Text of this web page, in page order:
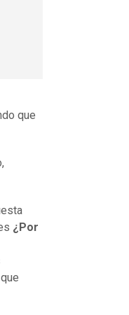
que
¿Por